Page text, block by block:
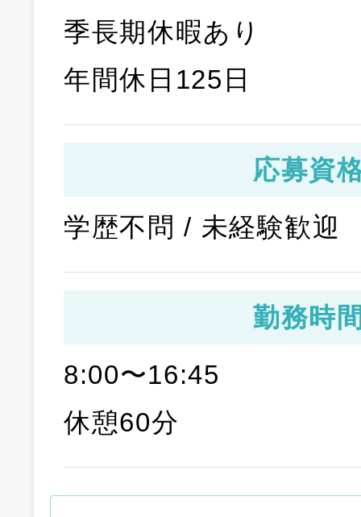
季長期休暇あり
年間休日125日
応募資
学歴不問 / 未経験歓迎
勤務時
8:00〜16:45
休憩60分